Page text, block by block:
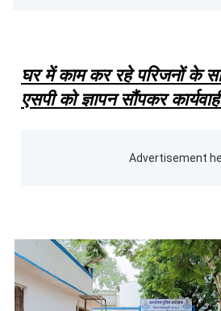
घर में काम कर रहे परिजनों के
एसपी को ज्ञापन सौंपकर